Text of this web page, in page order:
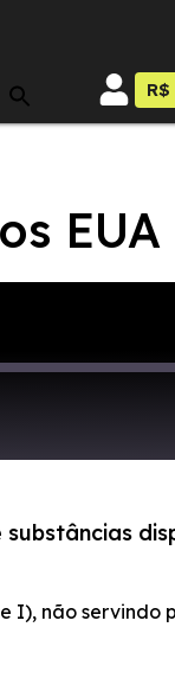
R$
EUA
I), não servindo